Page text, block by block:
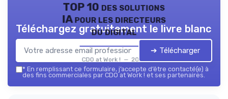
TOP 10 des solutions
IA pour les directeurs
du digital
CDO at Work ! — 2026
Téléchargez gratuitement le livre blanc
➔ Télécharger
* En remplissant ce formulaire, j’accepte d’être contacté(e) à
des fins commerciales par CDO at Work ! et ses partenaires.